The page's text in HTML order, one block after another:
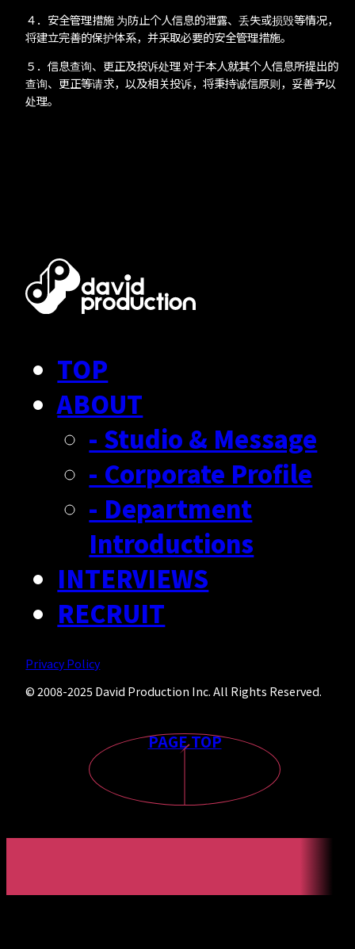
４．安全管理措施 为防止个人信息的泄露、丢失或损毁等情况，
将建立完善的保护体系，并采取必要的安全管理措施。
５．信息查询、更正及投诉处理 对于本人就其个人信息所提出的
查询、更正等请求，以及相关投诉，将秉持诚信原则，妥善予以
处理。
TOP
ABOUT
- Studio & Message
- Corporate Profile
- Department
Introductions
INTERVIEWS
RECRUIT
Privacy Policy
© 2008-2025 David Production Inc. All Rights Reserved.
PAGE TOP